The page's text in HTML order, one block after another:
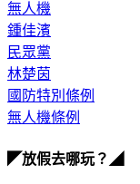
無人機
鍾佳濱
民眾黨
林楚茵
國防特別條例
無人機條例
◤放假去哪玩？◢